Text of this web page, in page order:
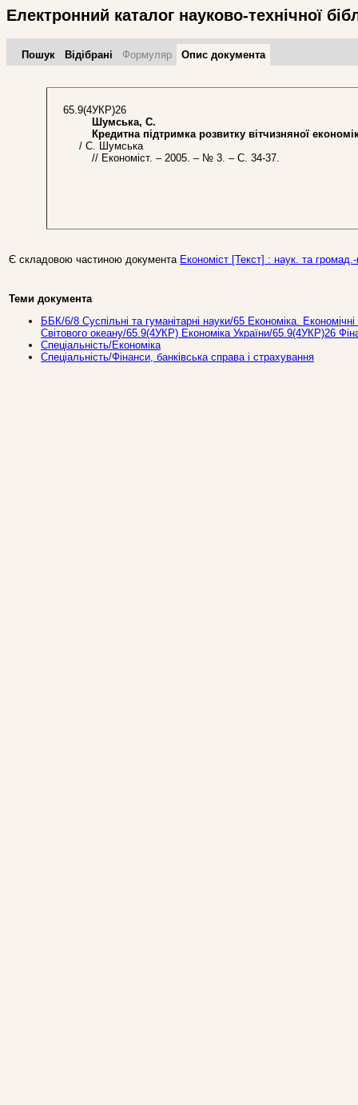
Електронний каталог науково-технічної
Пошук Відібрані Формуляр Опис документа
65.9(4УКР)26
Шумська, С.
Кредитна підтримка розвитку вітчизняної
/ С. Шумська
// Економіст. – 2005. – № 3. – С. 34-37.
Є складовою частиною документа Економіст [Текст] : наук. та
Теми документа
ББК/6/8 Суспільні та гуманітарні науки/65 Економіка.
Світового океану/65.9(4УКР) Економіка України/65.9(4УКР)26
Спеціальність/Економіка
Спеціальність/Фінанси, банківська справа і страхування